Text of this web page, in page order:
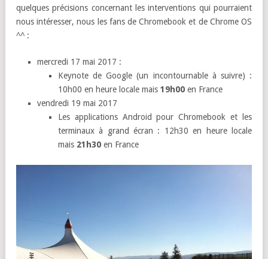
quelques précisions concernant les interventions qui pourraient
nous intéresser, nous les fans de Chromebook et de Chrome OS
^^ :
mercredi 17 mai 2017 :
Keynote de Google (un incontournable à suivre) :
10h00 en heure locale mais 19h00 en France
vendredi 19 mai 2017
Les applications Android pour Chromebook et les
terminaux à grand écran : 12h30 en heure locale
mais 21h30 en France